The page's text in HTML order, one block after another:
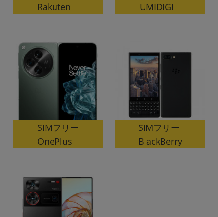
Rakuten UMIDIGI
SIMフリー
OnePlus
SIMフリー
BlackBerry